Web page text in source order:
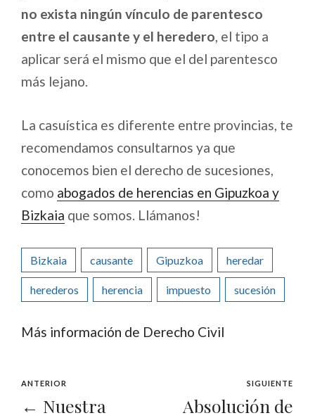
no exista ningún vínculo de parentesco
entre el causante y el heredero , el tipo a
aplicar será el mismo que el del parentesco
más lejano.
La casuística es diferente entre provincias, te
recomendamos consultarnos ya que
conocemos bien el derecho de sucesiones,
como abogados de herencias en Gipuzkoa y
Bizkaia que somos. Llámanos!
Bizkaia causante Gipuzkoa heredar
herederos herencia impuesto sucesión
Más información de Derecho Civil
ANTERIOR
← Nuestra
SIGUIENTE
Absolución de